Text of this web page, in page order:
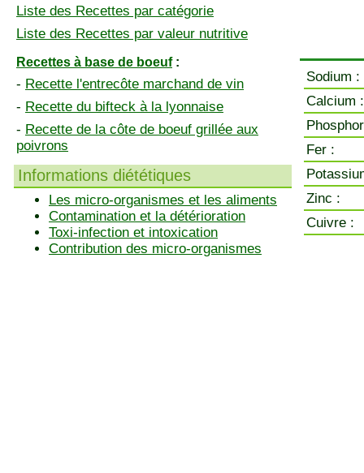
Liste des Recettes par catégorie
Liste des Recettes par valeur nutritive
Recettes à base de boeuf:
- Recette l'entrecôte marchand de vin
- Recette du bifteck à la lyonnaise
- Recette de la côte de boeuf grillée aux
poivrons
Informations diététiques
Les micro-organismes et les aliments
Contamination et la détérioration
Toxi-infection et intoxication
Contribution des micro-organismes
Sodium :
Calcium :
Fer :
Zinc :
Cuivre :